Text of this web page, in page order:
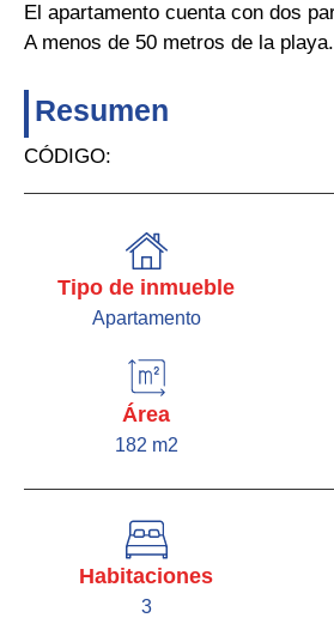
El apartamento cuenta con dos
A menos de 50 metros de la playa.
Resumen
CÓDIGO:
Tipo de inmueble
Apartamento
Área
182 m2
Habitaciones
3